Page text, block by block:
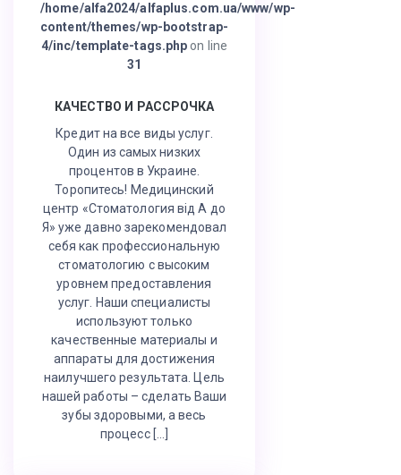
/home/alfa2024/alfaplus.com.ua/www/wp-
content/themes/wp-bootstrap-
4/inc/template-tags.php on line
31
КАЧЕСТВО И РАССРОЧКА
Кредит на все виды услуг.
Один из самых низких
процентов в Украине.
Торопитесь! Медицинский
центр «Стоматология від А до
Я» уже давно зарекомендовал
себя как профессиональную
стоматологию с высоким
уровнем предоставления
услуг. Наши специалисты
используют только
качественные материалы и
аппараты для достижения
наилучшего результата. Цель
нашей работы – сделать Ваши
зубы здоровыми, а весь
процесс […]